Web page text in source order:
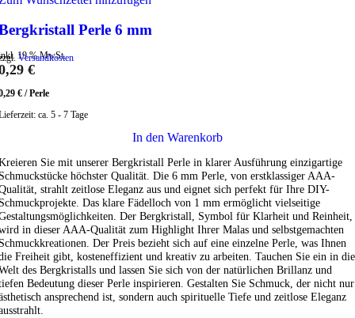
Perle 6 mm
19 % MwSt.
Versandkosten
€
€ /Perle
ca. 5 - 7 Tage
In den Warenkorb
Sie mit unserer Bergkristall Perle in klarer Ausführung einzigartige
höchster Qualität. Die 6 mm Perle, von erstklassiger AAA-
strahlt zeitlose Eleganz aus und eignet sich perfekt für Ihre DIY-
Das klare Fädelloch von 1 mm ermöglicht vielseitige
Der Bergkristall, Symbol für Klarheit und Reinheit,
in dieser AAA-Qualität zum Highlight Ihrer Malas und selbstgemachten
Der Preis bezieht sich auf eine einzelne Perle, was Ihnen
Freiheit gibt, kosteneffizient und kreativ zu arbeiten. Tauchen Sie ein in die
des Bergkristalls und lassen Sie sich von der natürlichen Brillanz und
Bedeutung dieser Perle inspirieren. Gestalten Sie Schmuck, der nicht nur
ansprechend ist, sondern auch spirituelle Tiefe und zeitlose Eleganz